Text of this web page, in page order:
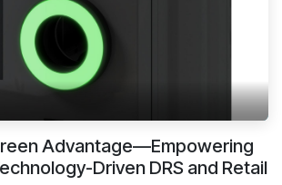
Advantage—Empowering
Driven DRS and Retail